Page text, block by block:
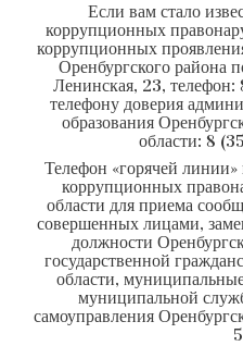
Если вам стало
коррупционных
коррупционных
Оренбургского района
Ленинская, 23,
телефону доверия
образования
области: 8
Телефон «горячей
коррупционных
области для приема
совершенных лицами,
должности
государственной
области,
муниципальной
самоуправления